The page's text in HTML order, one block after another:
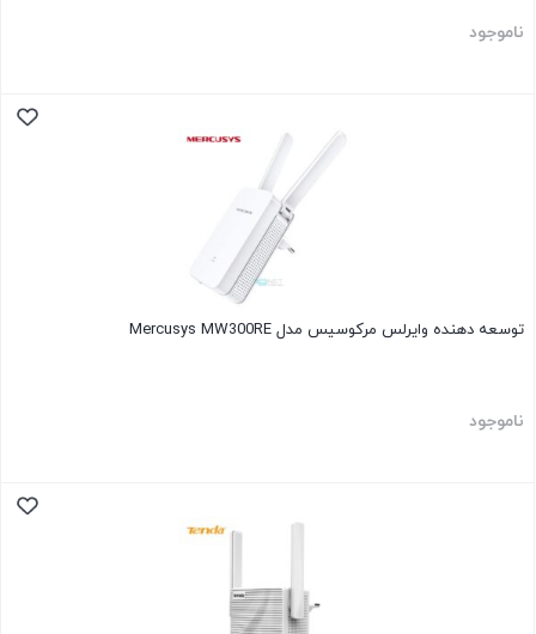
ناموجود
توسعه دهنده وایرلس مرکوسیس مدل Mercusys MW300RE
ناموجود